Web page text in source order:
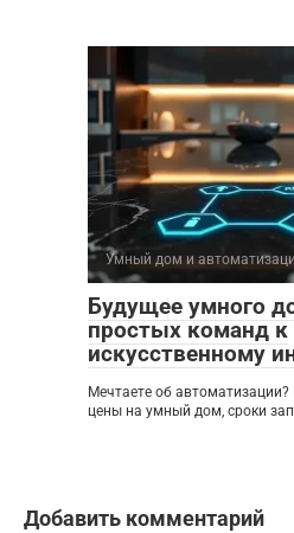
Умный дом и
Будущее умного
простых команд к
искусственному
Мечтаете об
цены на умный дом, сроки
Добавить комментарий